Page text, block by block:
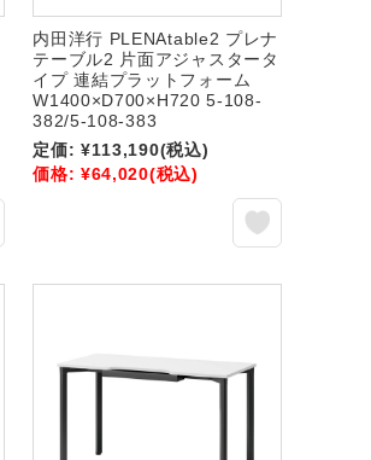
内田洋行 PLENAtable2 プレナ
テーブル2 片面アジャスタータ
イプ 連結プラットフォーム
W1400×D700×H720 5-108-
382/5-108-383
定価: ¥113,190(税込)
価格: ¥64,020(税込)